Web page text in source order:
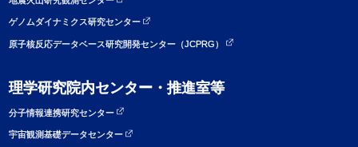
ゲノムダイナミクス研究センター
原子核反応データベース研究開発センター（JCPRG）
理学研究院内センター・推進室等
分子情報連携研究センター
宇宙観測基礎データセンター